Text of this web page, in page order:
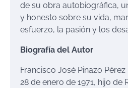
de su obra autobiográfica,
y honesto sobre su vida,
esfuerzo, la pasión y los
Biografía del Autor
Francisco José Pinazo
28 de enero de 1971, hijo de